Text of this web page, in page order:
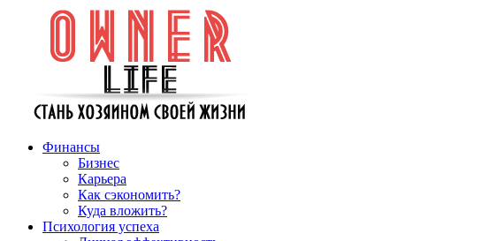
Финансы
Бизнес
Карьера
Как сэкономить?
Куда вложить?
Психология успеха